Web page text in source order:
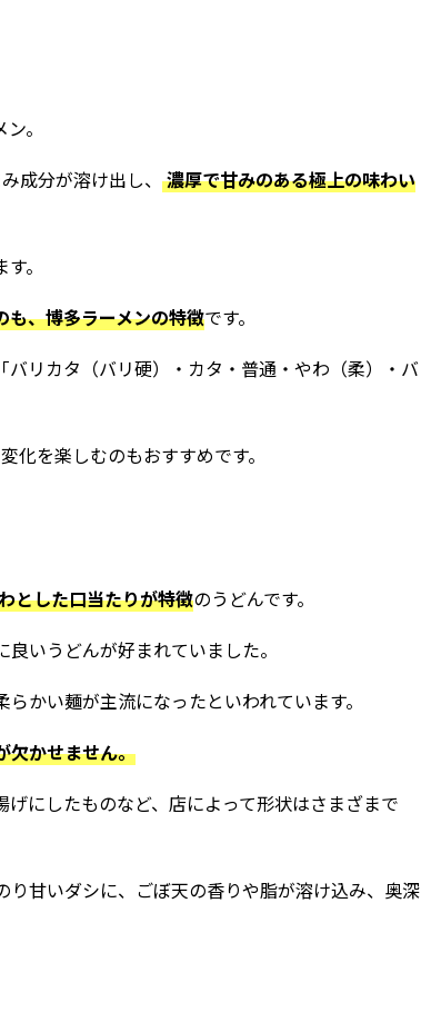
。
成分が溶け出し、 濃厚で甘みのある極上の味わい
。
も、博多ラーメンの特徴です。
リカタ（バリ硬）・カタ・普通・やわ（柔）・バ
化を楽しむのもおすすめです。
とした口当たりが特徴のうどんです。
いうどんが好まれていました。
かい麺が主流になったといわれています。
欠かせません。
にしたものなど、店によって形状はさまざまで
甘いダシに、ごぼ天の香りや脂が溶け込み、奥深